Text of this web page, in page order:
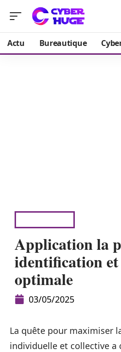
Actu Bureautique
Application la
identification
optimale
03/05/2025
La quête pour maximiser
individuelle et collective a